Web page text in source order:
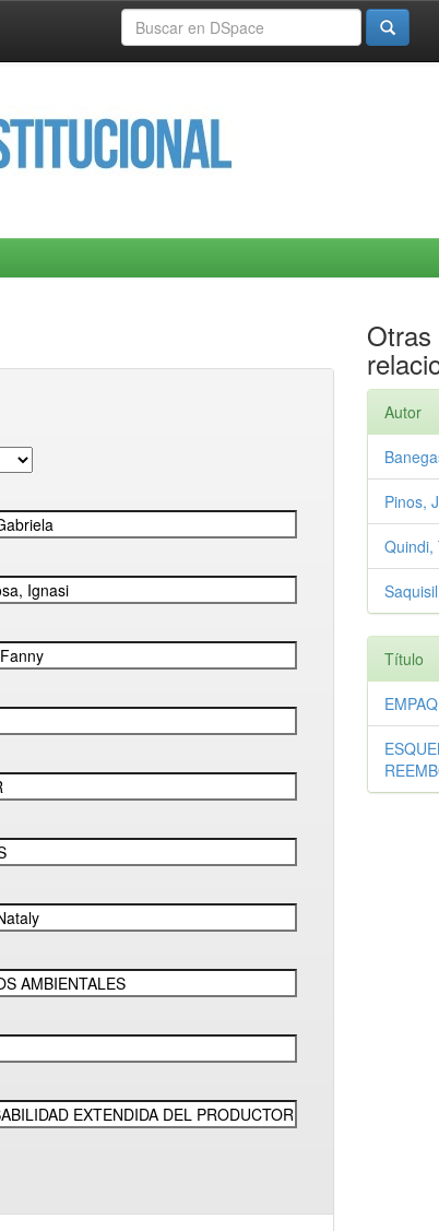
Otras
Autor
Pinos,
Quindi,
Título